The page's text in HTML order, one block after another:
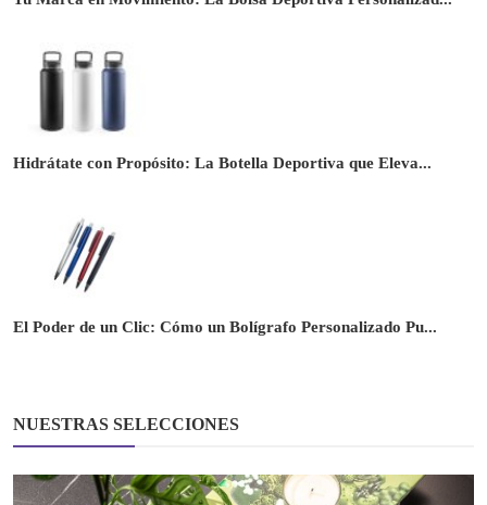
Hidrátate con Propósito: La Botella Deportiva que Eleva...
El Poder de un Clic: Cómo un Bolígrafo Personalizado Pu...
NUESTRAS SELECCIONES